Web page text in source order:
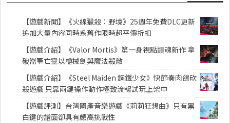
【遊戲新聞】《火線獵殺：野境》25週年免費DLC更新
追加大量內容同時系舊作限時超平價折扣
【遊戲介紹】《Valor Mortis》第一身視點類魂新作 拿
破崙軍亡靈以槍械劍與魔法殺敵
【遊戲介紹】《Steel Maiden 鋼鐵少女》快節奏肉鴿砍
殺遊戲 只靠兩鍵操作動作極致流暢試玩上架中
【遊戲評測】台灣國產音樂遊戲《莉莉狂想曲》只有黑
白鍵的譜面卻具有頗高挑戰性